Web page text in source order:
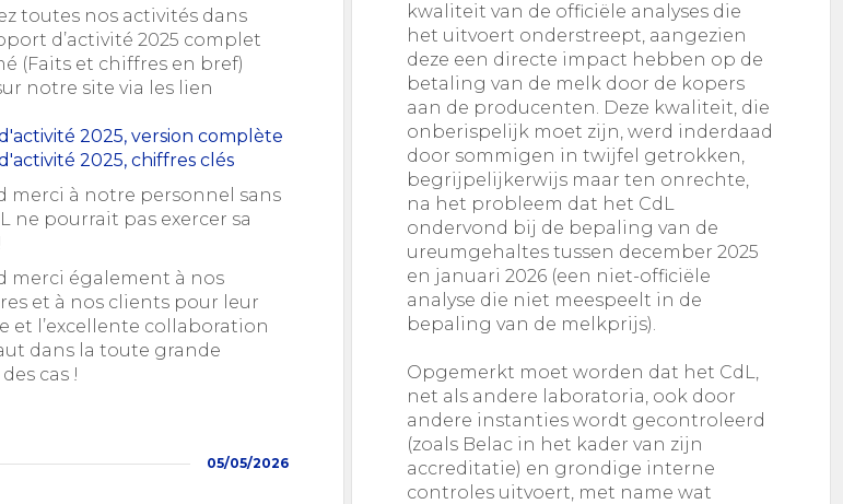
toutes nos activités dans
d’activité 2025 complet
(Faits et chiffres en bref)
notre site via les lien
2025, version complète
2025, chiffres clés
merci à notre personnel sans
ne pourrait pas exercer sa
merci également à nos
et à nos clients pour leur
et l’excellente collaboration
dans la toute grande
cas !
05/05/2026
kwaliteit van de officiële analyses die
het uitvoert onderstreept, aangezien
deze een directe impact hebben op de
betaling van de melk door de kopers
aan de producenten. Deze kwaliteit, die
onberispelijk moet zijn, werd inderdaad
door sommigen in twijfel getrokken,
begrijpelijkerwijs maar ten onrechte,
na het probleem dat het CdL
ondervond bij de bepaling van de
ureumgehaltes tussen december 2025
en januari 2026 (een niet-officiële
analyse die niet meespeelt in de
bepaling van de melkprijs).
Opgemerkt moet worden dat het CdL,
net als andere laboratoria, ook door
andere instanties wordt gecontroleerd
(zoals Belac in het kader van zijn
accreditatie) en grondige interne
controles uitvoert, met name wat